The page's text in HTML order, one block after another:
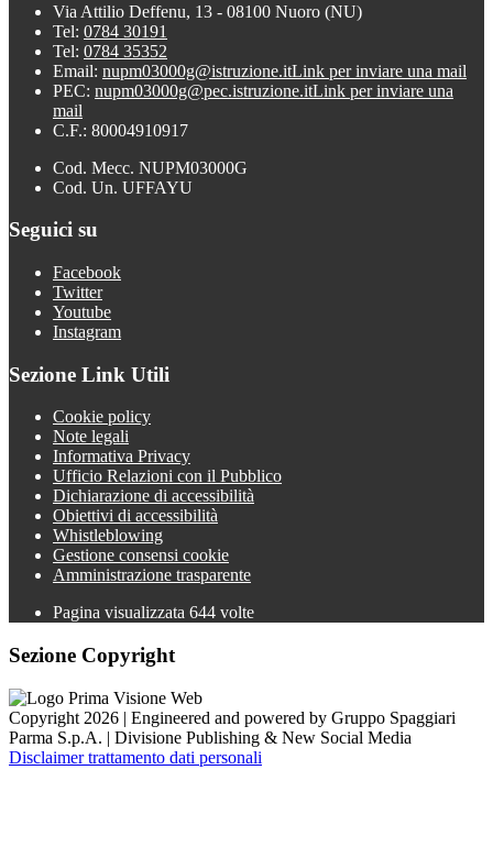
Via Attilio Deffenu, 13 - 08100 Nuoro (NU)
Tel: 0784 30191
Tel: 0784 35352
Email: nupm03000g@istruzione.itLink per inviare una mail
PEC: nupm03000g@pec.istruzione.itLink per inviare una
mail
C.F.: 80004910917
Cod. Mecc. NUPM03000G
Cod. Un. UFFAYU
Seguici su
Facebook
Twitter
Youtube
Instagram
Sezione Link Utili
Cookie policy
Note legali
Informativa Privacy
Ufficio Relazioni con il Pubblico
Dichiarazione di accessibilità
Obiettivi di accessibilità
Whistleblowing
Gestione consensi cookie
Amministrazione trasparente
Pagina visualizzata 644 volte
Sezione Copyright
Copyright 2026 | Engineered and powered by Gruppo Spaggiari
Parma S.p.A. | Divisione Publishing & New Social Media
Disclaimer trattamento dati personali